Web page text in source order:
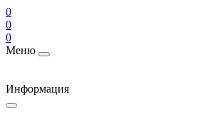
0
0
0
Меню
Информация